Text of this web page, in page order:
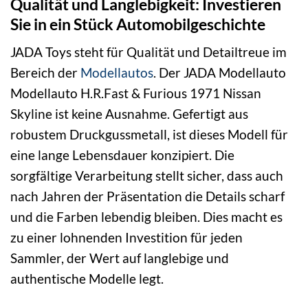
Qualität und Langlebigkeit: Investieren
Sie in ein Stück Automobilgeschichte
JADA Toys steht für Qualität und Detailtreue im
Bereich der Modellautos. Der JADA Modellauto
Modellauto H.R.Fast & Furious 1971 Nissan
Skyline ist keine Ausnahme. Gefertigt aus
robustem Druckgussmetall, ist dieses Modell für
eine lange Lebensdauer konzipiert. Die
sorgfältige Verarbeitung stellt sicher, dass auch
nach Jahren der Präsentation die Details scharf
und die Farben lebendig bleiben. Dies macht es
zu einer lohnenden Investition für jeden
Sammler, der Wert auf langlebige und
authentische Modelle legt.